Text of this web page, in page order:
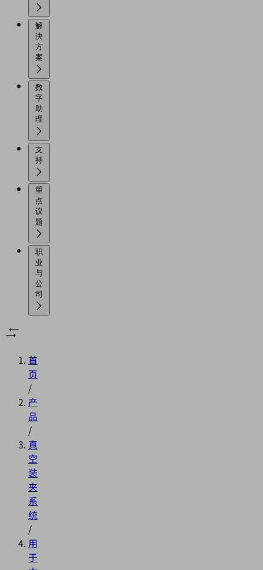
解
决
方
数
字
助
支
重
点
议
职
业
与
公
首
页
/
产
品
/
真
空
装
夹
系
统
/
用
于